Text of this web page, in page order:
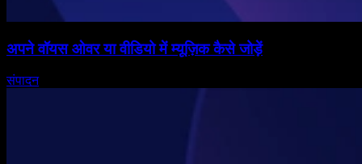
अपने वॉयस ओवर या वीडियो में म्यूज़िक कैसे जोड़ें
संपादन